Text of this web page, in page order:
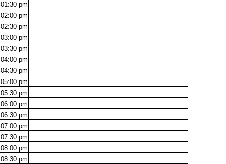
01:30 pm
02:00 pm
02:30 pm
03:00 pm
03:30 pm
04:00 pm
04:30 pm
05:00 pm
05:30 pm
06:00 pm
06:30 pm
07:00 pm
07:30 pm
08:00 pm
08:30 pm